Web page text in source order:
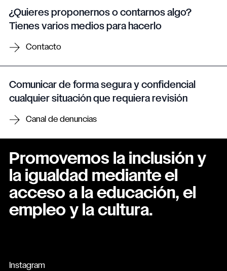
¿Quieres proponernos o contarnos algo?
Tienes varios medios para hacerlo
Contacto
Comunicar de forma segura y confidencial
cualquier situación que requiera revisión
Canal de denuncias
Promovemos la inclusión y
la igualdad mediante el
acceso a la educación, el
empleo y la cultura.
Instagram